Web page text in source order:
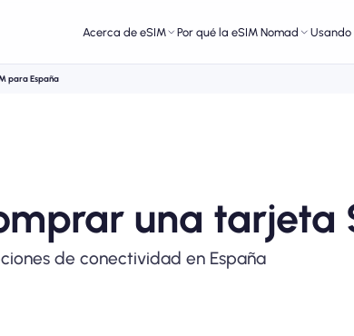
Acerca de eSIM Por qué la eSIM Nomad Usando
para España
una tarjeta
de conectividad en España